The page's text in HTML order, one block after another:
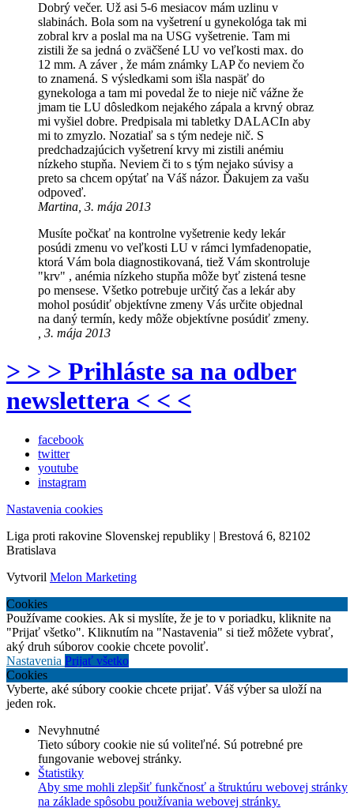
Dobrý večer. Už asi 5-6 mesiacov mám uzlinu v
slabinách. Bola som na vyšetrení u gynekológa tak mi
zobral krv a poslal ma na USG vyšetrenie. Tam mi
zistili že sa jedná o zväčšené LU vo veľkosti max. do
12 mm. A záver , že mám známky LAP čo neviem čo
to znamená. S výsledkami som išla naspäť do
gynekologa a tam mi povedal že to nieje nič vážne že
jmam tie LU dôsledkom nejakého zápala a krvný obraz
mi vyšiel dobre. Predpisala mi tabletky DALACIn aby
mi to zmyzlo. Nozatiaľ sa s tým nedeje nič. S
predchadzajúcich vyšetrení krvy mi zistili anémiu
nízkeho stupňa. Neviem či to s tým nejako súvisy a
preto sa chcem opýtať na Váš názor. Ďakujem za vašu
odpoveď.
Martina, 3. mája 2013
Musíte počkať na kontrolne vyšetrenie kedy lekár
posúdi zmenu vo veľkosti LU v rámci lymfadenopatie,
ktorá Vám bola diagnostikovaná, tiež Vám skontroluje
"krv" , anémia nízkeho stupňa môže byť zistená tesne
po mensese. Všetko potrebuje určitý čas a lekár aby
mohol posúdiť objektívne zmeny Vás určite objednal
na daný termín, kedy môže objektívne posúdiť zmeny.
, 3. mája 2013
> > > Prihláste sa na odber
newslettera < < <
facebook
twitter
youtube
instagram
Nastavenia cookies
Liga proti rakovine Slovenskej republiky | Brestová 6, 82102
Bratislava
Vytvoril Melon Marketing
Cookies
Používame cookies. Ak si myslíte, že je to v poriadku, kliknite na
"Prijať všetko". Kliknutím na "Nastavenia" si tiež môžete vybrať,
aký druh súborov cookie chcete povoliť.
Nastavenia Prijať všetko
Cookies
Vyberte, aké súbory cookie chcete prijať. Váš výber sa uloží na
jeden rok.
Nevyhnutné
Tieto súbory cookie nie sú voliteľné. Sú potrebné pre
fungovanie webovej stránky.
Štatistiky
Aby sme mohli zlepšiť funkčnosť a štruktúru webovej stránky
na základe spôsobu používania webovej stránky.